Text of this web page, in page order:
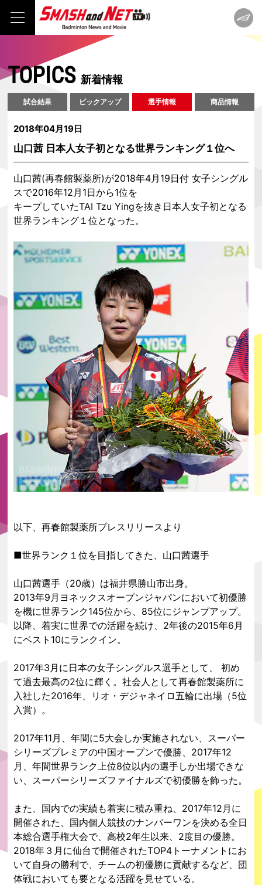
TOPICS新着情報
試合結果 ピックアップ 選手情報 商品情報
2018年04月19日
山口茜 日本人女子初となる世界ランキング１位へ
山口茜(再春館製薬所)が2018年4月19日付 女子シングル
スで2016年12月1日から1位を
キープしていたTAI Tzu Yingを抜き日本人女子初となる
世界ランキング１位となった。
以下、再春館製薬所プレスリリースより
■世界ランク１位を目指してきた、山口茜選手
山口茜選手（20歳）は福井県勝山市出身。
2013年9月ヨネックスオープンジャパンにおいて初優勝
を機に世界ランク145位から、85位にジャンプアップ。
以降、着実に世界での活躍を続け、2年後の2015年6月
にベスト10にランクイン。
2017年3月に日本の女子シングルス選手として、 初め
て過去最高の2位に輝く。社会人として再春館製薬所に
入社した2016年、リオ・デジャネイロ五輪に出場（5位
入賞）。
2017年11月、年間に5大会しか実施されない、スーパー
シリーズプレミアの中国オープンで優勝、2017年12
月、年間世界ランク上位8位以内の選手しか出場できな
い、スーパーシリーズファイナルズで初優勝を飾った。
また、国内での実績も着実に積み重ね、2017年12月に
開催された、国内個人競技のナンバーワンを決める全日
本総合選手権大会で、高校2年生以来、2度目の優勝。
2018年３月に仙台で開催されたTOP4トーナメントにお
いて自身の勝利で、チームの初優勝に貢献するなど、団
体戦においても要となる活躍を見せている。